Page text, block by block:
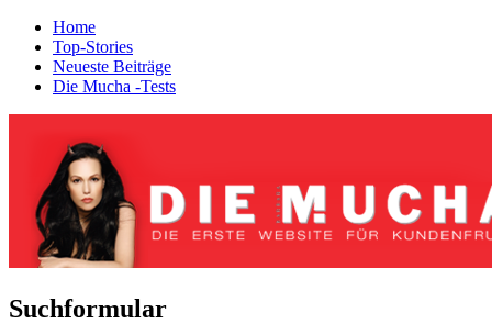
Home
Top-Stories
Neueste Beiträge
Die Mucha -Tests
Suchformular